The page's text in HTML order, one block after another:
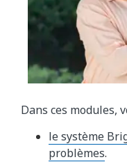
Dans ces modules,
le système
problèmes.